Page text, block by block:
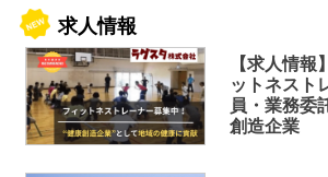
求人情報
【求人情報
ットネスト
員・業務委
創造企業